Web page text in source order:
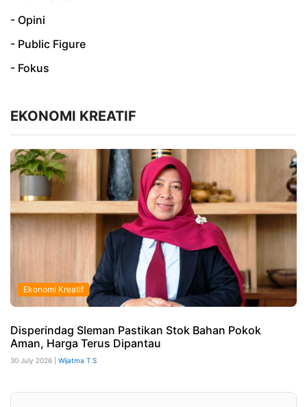
- Opini
- Public Figure
- Fokus
EKONOMI KREATIF
Ekonomi Kreatif
Disperindag Sleman Pastikan Stok Bahan Pokok
Aman, Harga Terus Dipantau
30 July 2026 | Wijatma T S